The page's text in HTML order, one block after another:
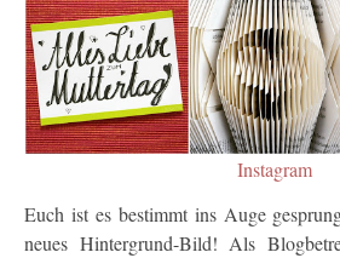
Instagram
Euch ist es bestimmt ins Auge
neues Hintergrund-Bild! Als